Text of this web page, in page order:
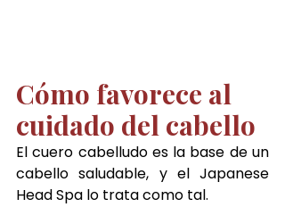
Cómo favorece al
cuidado del cabello
El cuero cabelludo es la base de un
cabello saludable, y el Japanese
Head Spa lo trata como tal.